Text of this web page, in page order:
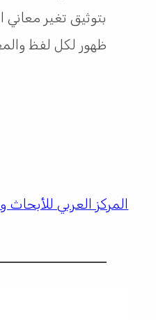
بتوثيق تغير
ظهور لكل لفظ
المركز العربي للأبحاث